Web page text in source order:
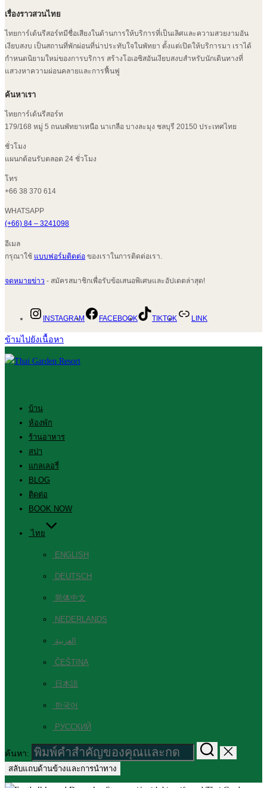
เรื่องราวสวนไทย
ไทยการ์เด้นรีสอร์ทมีชื่อเสียงในด้านการให้บริการที่เป็นเลิศและความสวยงามอัน
เงียบสงบ เป็นสถานที่พักผ่อนที่น่าประทับใจในพัทยา ตั้งแต่เปิดให้บริการมา เราได้
กำหนดนิยามใหม่ของการบริการ สร้างโอเอซิสอันเงียบสงบสำหรับนักเดินทางที่
แสวงหาความผ่อนคลายและการฟื้นฟู
ค้นหาเรา
ไทยการ์เด้นรีสอร์ท
179/168 หมู่ 5 ถนนพัทยาเหนือ นาเกลือ บางละมุง ชลบุรี 20150 ประเทศไทย
ชั่วโมง
แผนกต้อนรับตลอด 24 ชั่วโมง
โทร
+66 38 370 614
WHATSAPP
(+66) 84 – 3241098
อีเมล
กรุณาใช้ แบบฟอร์มติดต่อ ของเราในการติดต่อเรา.
จดหมายข่าว - สมัครสมาชิกเพื่อรับข้อเสนอพิเศษและอัปเดตล่าสุด!
INSTAGRAM FACEBOOK TIKTOK LINK
ข้ามไปยังเนื้อหา
บ้าน
ห้องพัก
ร้านอาหาร
สปา
แกลเลอรี่
BLOG
ติดต่อ
BOOK NOW
ไทย
ENGLISH
DEUTSCH
简体中文
NEDERLANDS
العربية
ČEŠTINA
日本語
한국어
РУССКИЙ
ค้นหา:
สลับแถบด้านข้างและการนำทาง